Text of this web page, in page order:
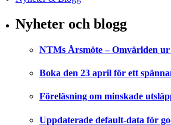
Nyheter och blogg
NTMs Årsmöte – Omvärlden
Boka den 23 april för ett
Föreläsning om minskade
Uppdaterade default-data för